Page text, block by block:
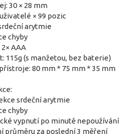
30 × 28 mm
× 99 pozic
arytmie
chyby
AAA
115g (s manžetou, bez baterie)
80 mm * 75 mm * 35 mm
srdeční arytmie
chyby
vypnutí po minutě nepoužívání
průměru za poslední 3 měření